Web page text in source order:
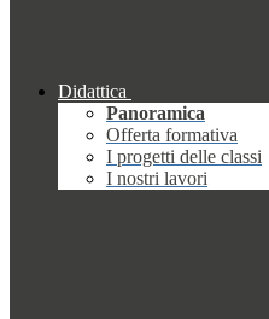
Didattica
Panoramica
Offerta formativa
I progetti delle classi
I nostri lavori